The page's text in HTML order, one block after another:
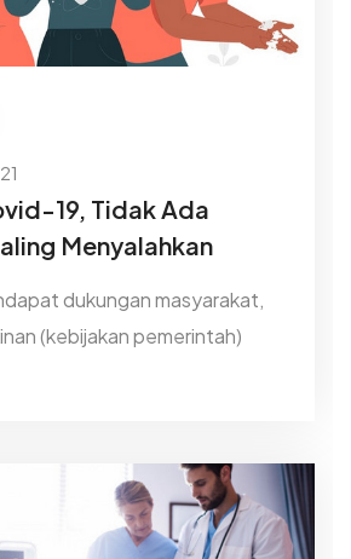
19, Tidak Ada
Menyalahkan
dukungan masyarakat,
(kebijakan pemerintah)